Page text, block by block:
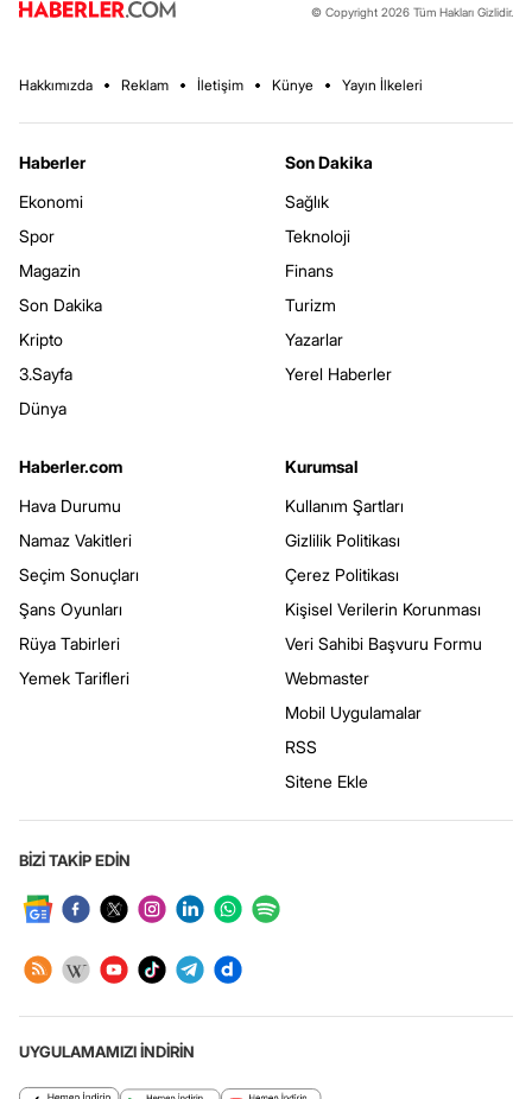
© Copyright 2026 Tüm Hakları Gizlidir.
Hakkımızda Reklam İletişim Künye Yayın İlkeleri
Haberler
Ekonomi
Spor
Magazin
Son Dakika
Kripto
3.Sayfa
Dünya
Son Dakika
Sağlık
Teknoloji
Finans
Turizm
Yazarlar
Yerel Haberler
Haberler.com
Hava Durumu
Namaz Vakitleri
Seçim Sonuçları
Şans Oyunları
Rüya Tabirleri
Yemek Tarifleri
Kurumsal
Kullanım Şartları
Gizlilik Politikası
Çerez Politikası
Kişisel Verilerin Korunması
Veri Sahibi Başvuru Formu
Webmaster
Mobil Uygulamalar
RSS
Sitene Ekle
BİZİ TAKİP EDİN
UYGULAMAMIZI İNDİRİN